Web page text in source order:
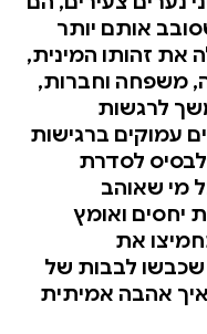
אותם יותר
את זהותו המינית,
משפחה וחברות,
לרגשות
עמוקים ברגישות
לסדרת
מי שאוהב
יחסים ואומץ
את
לבבות של
איך אהבה אמיתית